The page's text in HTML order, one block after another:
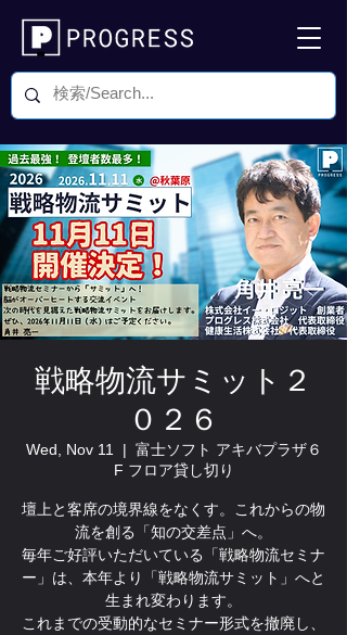
戦略物流サミット２
０２６
Wed, Nov 11
  |
富士ソフト アキバプラザ６
F フロア貸し切り
壇上と客席の境界線をなくす。これからの物
流を創る「知の交差点」へ。
毎年ご好評いただいている「戦略物流セミナ
ー」は、本年より「戦略物流サミット」へと
生まれ変わります。
これまでの受動的なセミナー形式を撤廃し、